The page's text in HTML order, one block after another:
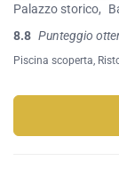
Palazzo storico,
8.8 Punteggio
Piscina scoperta